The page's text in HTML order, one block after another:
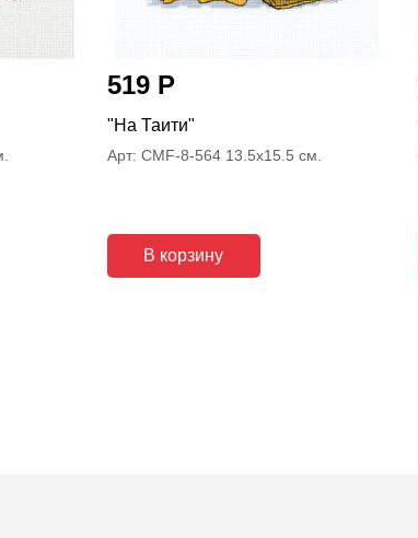
519 Р
"На Таити"
Арт: CMF-8-564 13.5x15.5 см.
В корзину